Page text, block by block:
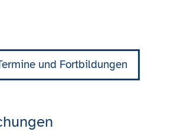
und Fortbildungen